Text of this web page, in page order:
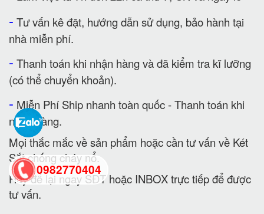
- Tư vấn kê đặt, hướng dẫn sử dụng, bảo hành tại
nhà miễn phí.
- Thanh toán khi nhận hàng và đã kiểm tra kĩ lưỡng
(có thể chuyển khoản).
- Miễn Phí Ship nhanh toàn quốc - Thanh toán khi
nhận hàng.
Mọi thắc mắc về sản phẩm hoặc cần tư vấn về Két
Sắt chống cháy nổ.
Hãy để lại ngay SĐT hoặc INBOX trực tiếp để được
tư vấn.
0982770404